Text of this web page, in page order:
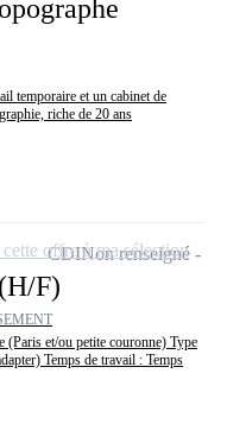
temporaire et un cabinet de
riche de 20 ans
F)
et/ou petite couronne) Type
Temps de travail : Temps
CDINon renseigné
offre à ma sélection